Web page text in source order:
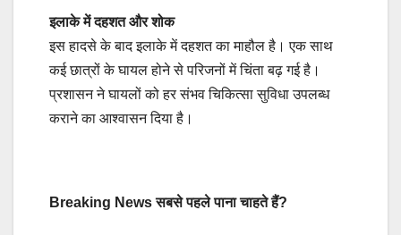
इलाके में दहशत और शोक
इस हादसे के बाद इलाके में दहशत का माहौल है। एक साथ
कई छात्रों के घायल होने से परिजनों में चिंता बढ़ गई है।
प्रशासन ने घायलों को हर संभव चिकित्सा सुविधा उपलब्ध
कराने का आश्वासन दिया है।
Breaking News सबसे पहले पाना चाहते हैं?